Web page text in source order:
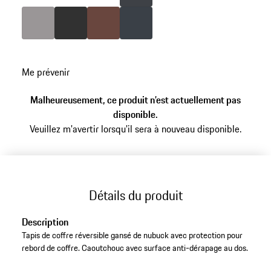
Couleur Gris Ardoise
Gris Platine
Couleur Gris Quartz
Couleur Brun Truffe
Couleur Bleu Graphite
aux
(Couleur)
Me prévenir
Malheureusement, ce produit n’est actuellement pas
disponible.
Veuillez m'avertir lorsqu'il sera à nouveau disponible.
Détails du produit
Description
Tapis de coffre réversible gansé de nubuck avec protection pour
rebord de coffre. Caoutchouc avec surface anti-dérapage au dos.